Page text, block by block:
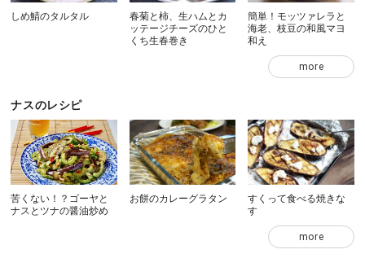
しめ鯖のタルタル
春菊と柿、生ハムとカ
ッテージチーズのひと
くち生春巻き
簡単！モッツァレラと
海老、枝豆の和風マヨ
和え
more
ナスのレシピ
苦くない！？ゴーヤと
ナスとツナの醤油炒め
お餅のカレーグラタン
すくって食べる焼きな
す
more